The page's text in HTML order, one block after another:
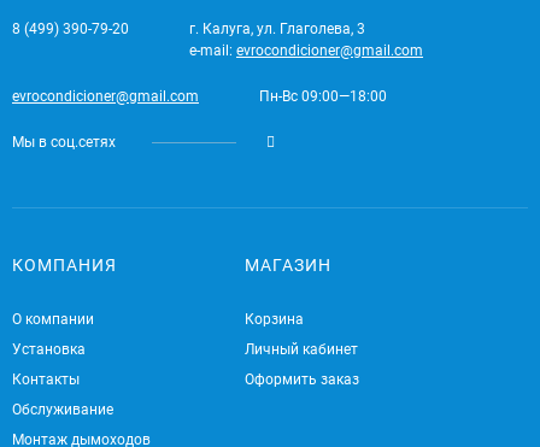
8 (499) 390-79-20
г. Калуга, ул. Глаголева, 3
e-mail: evrocondicioner@gmail.com
evrocondicioner@gmail.com Пн-Вс 09:00—18:00
Мы в соц.сетях
КОМПАНИЯ
О компании
Установка
Контакты
Обслуживание
Монтаж дымоходов
МАГАЗИН
Корзина
Личный кабинет
Оформить заказ